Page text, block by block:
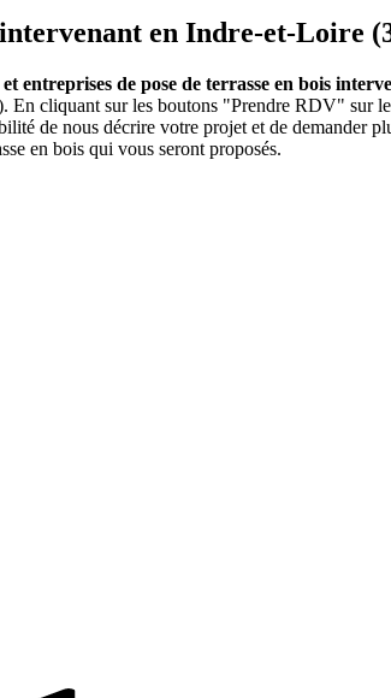
en Indre-et-Loire
et entreprises de pose de terrasse en bois
En cliquant sur les boutons "Prendre RDV" sur
de nous décrire votre projet et de demander
en bois qui vous seront proposés.